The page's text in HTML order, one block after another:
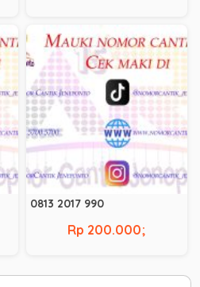
0813 2017 990
Rp 200.000;